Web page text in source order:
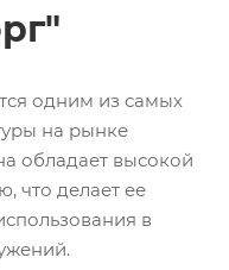
одним из самых
на рынке
обладает высокой
что делает ее
в